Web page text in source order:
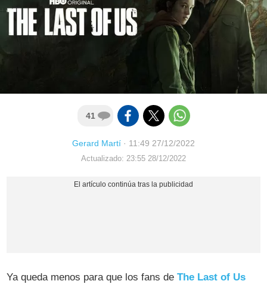
41
Gerard Martí · 11:49 27/12/2022
Actualizado: 23:55 28/12/2022
Ya queda menos para que los fans deThe Last of Us